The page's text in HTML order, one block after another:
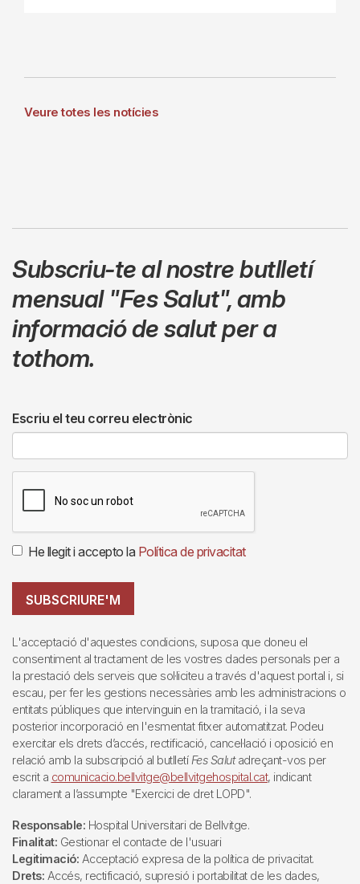
Veure totes les notícies
Subscriu-te al nostre butlletí
mensual "Fes Salut",amb
informació de salut per a
tothom.
Escriu el teu correu electrònic
He llegit i accepto la Política de privacitat
SUBSCRIURE'M
L'acceptació d'aquestes condicions, suposa que doneu el
consentiment al tractament de les vostres dades personals per a
la prestació dels serveis que sol·liciteu a través d'aquest portal i, si
escau, per fer les gestions necessàries amb les administracions o
entitats públiques que intervinguin en la tramitació, i la seva
posterior incorporació en l'esmentat fitxer automatitzat. Podeu
exercitar els drets d’accés, rectificació, cancel·lació i oposició en
relació amb la subscripció al butlletí Fes Salutadreçant-vos per
escrit a comunicacio.bellvitge@bellvitgehospital.cat, indicant
clarament a l’assumpte "Exercici de dret LOPD".
Responsable: Hospital Universitari de Bellvitge.
Finalitat: Gestionar el contacte de l'usuari
Legitimació: Acceptació expresa de la política de privacitat.
Drets: Accés, rectificació, supresió i portabilitat de les dades,